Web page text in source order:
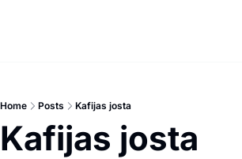
Home Posts Kafijas josta
Kafijas josta